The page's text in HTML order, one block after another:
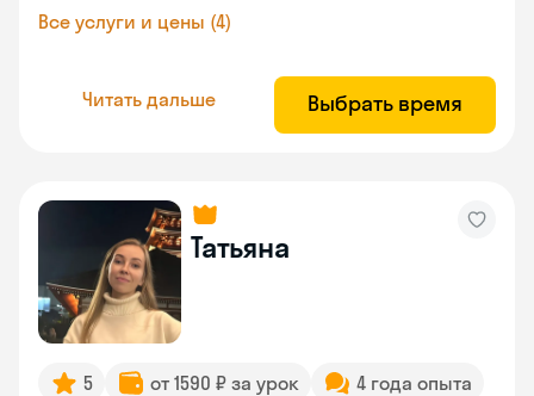
Все услуги и цены (4)
Читать дальше Выбрать время
Татьяна
5 от 1590 ₽ за урок
4 года опыта